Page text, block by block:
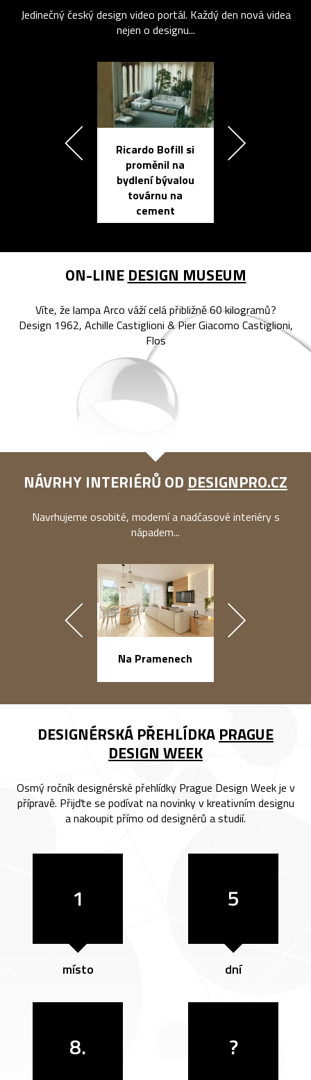
Jedinečný český design video portál. Každý den nová videa
nejen o designu...
Ricardo Bofill si
proměnil na
bydlení bývalou
továrnu na
cement
ON-LINE DESIGN MUSEUM
Víte, že lampa Arco váží celá přibližně 60 kilogramů?
Design 1962, Achille Castiglioni & Pier Giacomo Castiglioni,
Flos
NÁVRHY INTERIÉRŮ OD DESIGNPRO.CZ
Navrhujeme osobité, moderní a nadčasové interiéry s
nápadem...
Na Pramenech
DESIGNÉRSKÁ PŘEHLÍDKA PRAGUE
DESIGN WEEK
Osmý ročník designérské přehlídky Prague Design Week je v
přípravě. Přijďte se podívat na novinky v kreativním designu
a nakoupit přímo od designérů a studií.
1
místo
5
dní
8. ?